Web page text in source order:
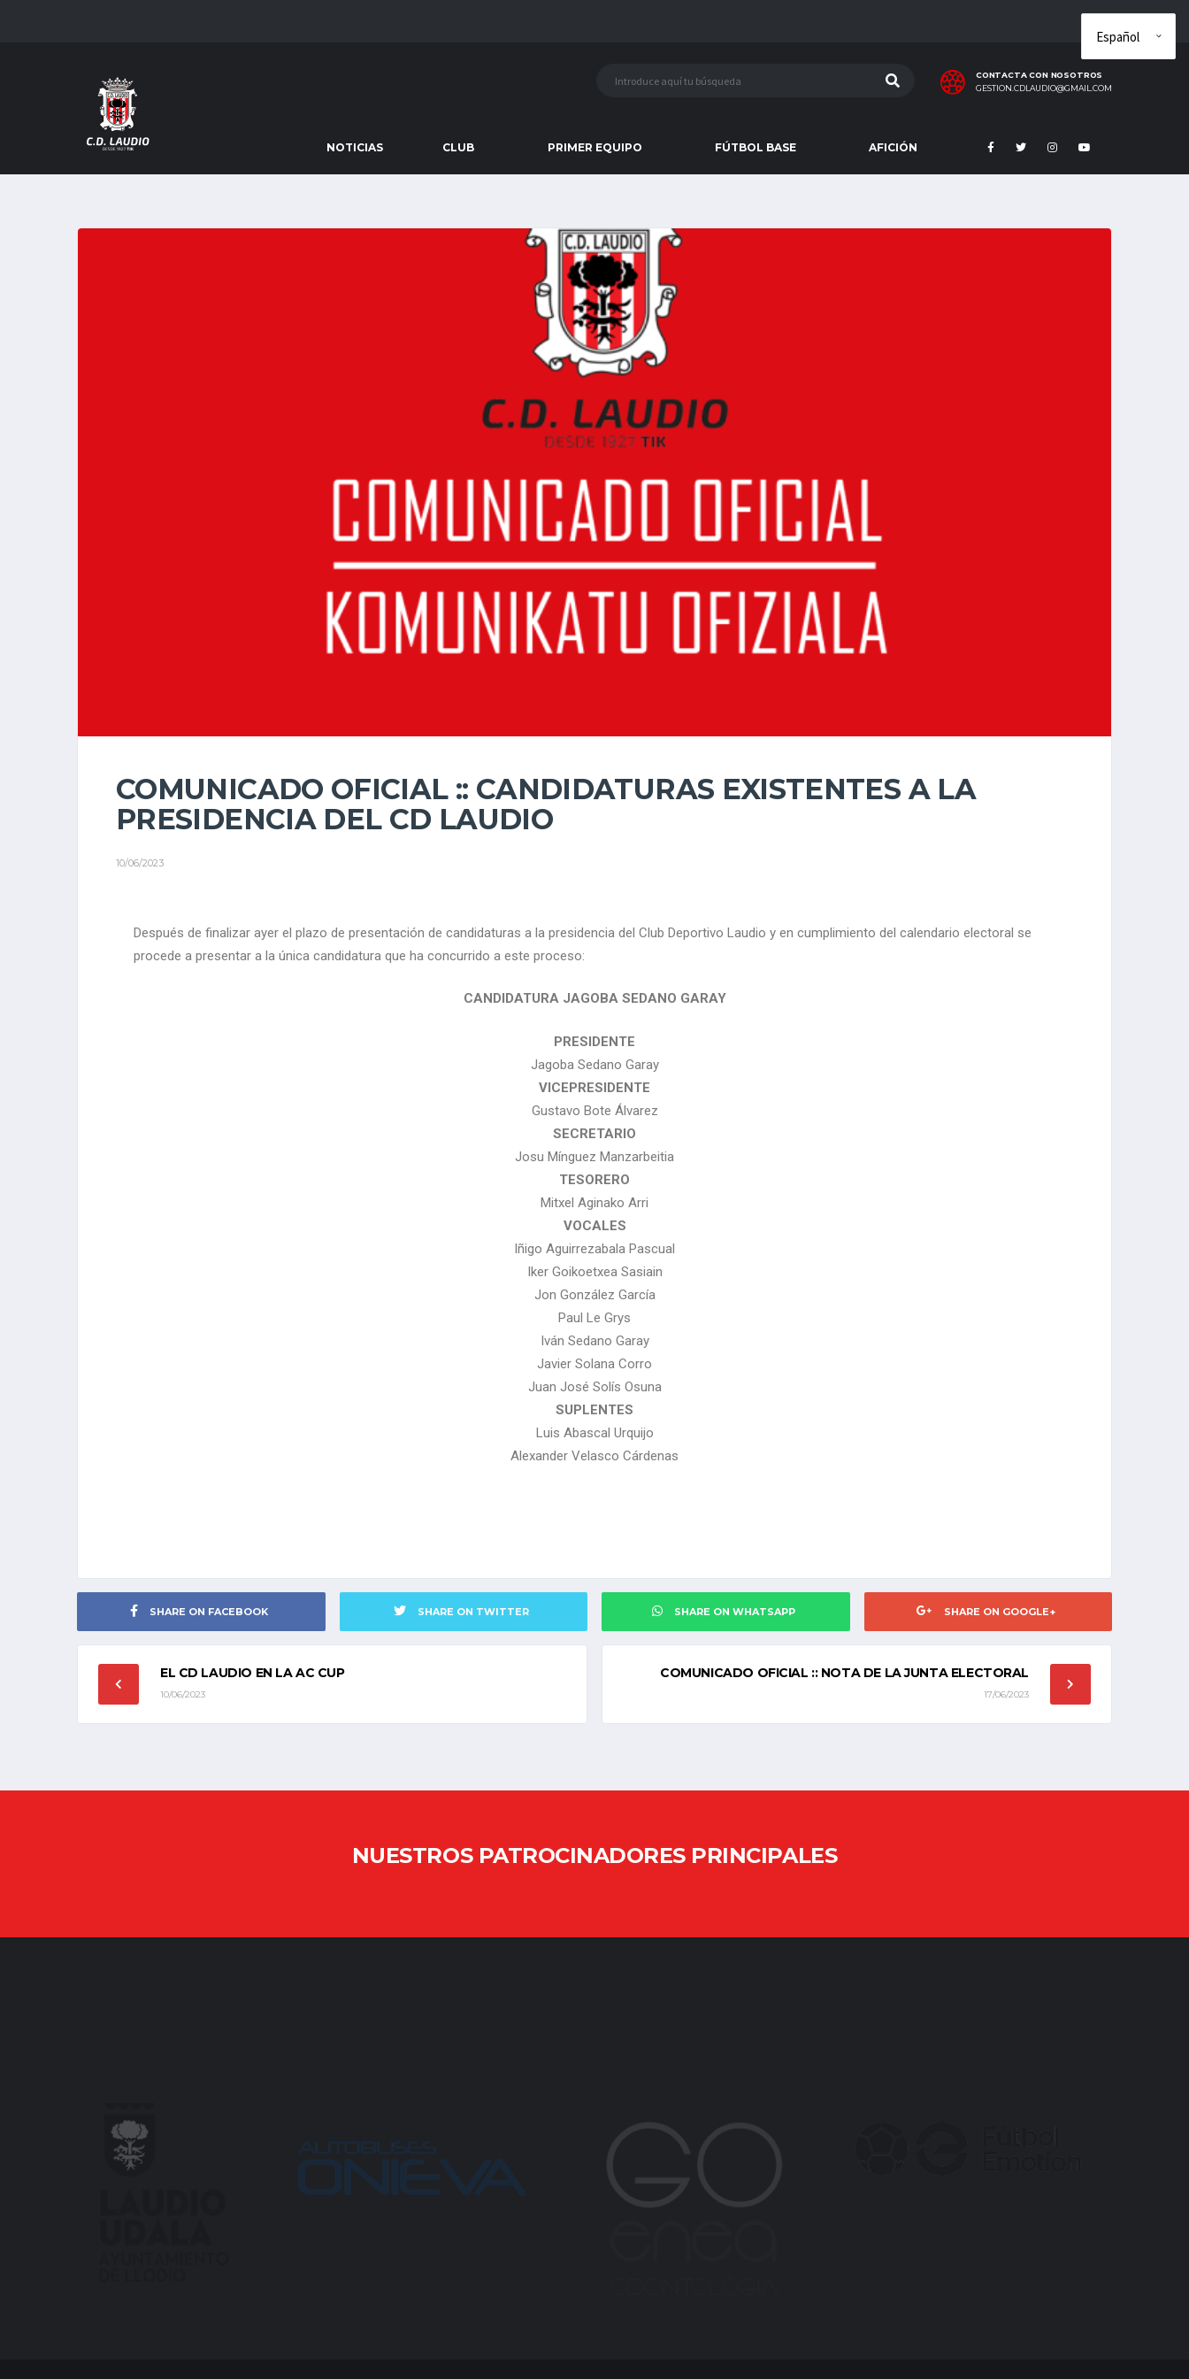
CONTACTA CON NOSOTROS
GESTION.CDLAUDIO@GMAIL.COM
NOTICIAS CLUB PRIMER EQUIPO FÚTBOL BASE AFICIÓN
COMUNICADO OFICIAL :: CANDIDATURAS EXISTENTES A LA
PRESIDENCIA DEL CD LAUDIO
10/06/2023
Después de finalizar ayer el plazo de presentación de candidaturas a la presidencia del Club Deportivo Laudio y en cumplimiento del calendario electoral se
procede a presentar a la única candidatura que ha concurrido a este proceso:
CANDIDATURA JAGOBA SEDANO GARAY
PRESIDENTE
Jagoba Sedano Garay
VICEPRESIDENTE
Gustavo Bote Álvarez
SECRETARIO
Josu Mínguez Manzarbeitia
TESORERO
Mitxel Aginako Arri
VOCALES
Iñigo Aguirrezabala Pascual
Iker Goikoetxea Sasiain
Jon González García
Paul Le Grys
Iván Sedano Garay
Javier Solana Corro
Juan José Solís Osuna
SUPLENTES
Luis Abascal Urquijo
Alexander Velasco Cárdenas
SHARE ON FACEBOOK SHARE ON TWITTER SHARE ON WHATSAPP SHARE ON GOOGLE+
EL CD LAUDIO EN LA AC CUP
10/06/2023
COMUNICADO OFICIAL :: NOTA DE LA JUNTA ELECTORAL
17/06/2023
NUESTROS PATROCINADORES PRINCIPALES